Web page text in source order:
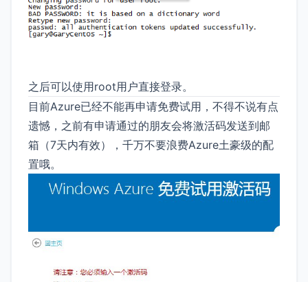
之后可以使用root用户直接登录。
目前Azure已经不能再申请免费试用，不得不说有点
遗憾，之前有申请通过的朋友会将激活码发送到邮
箱（7天内有效），千万不要浪费Azure土豪级的配
置哦。